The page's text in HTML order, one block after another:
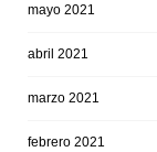
mayo 2021
abril 2021
marzo 2021
febrero 2021